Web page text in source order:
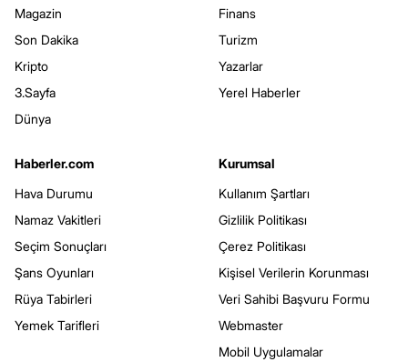
Magazin
Son Dakika
Kripto
3.Sayfa
Dünya
Finans
Turizm
Yazarlar
Yerel Haberler
Haberler.com
Hava Durumu
Namaz Vakitleri
Seçim Sonuçları
Şans Oyunları
Rüya Tabirleri
Yemek Tarifleri
Kurumsal
Kullanım Şartları
Gizlilik Politikası
Çerez Politikası
Kişisel Verilerin Korunması
Veri Sahibi Başvuru Formu
Webmaster
Mobil Uygulamalar